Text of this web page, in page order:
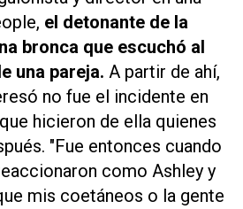
, el detonante de la
bronca que escuchó al
una pareja. A partir de ahí,
no fue el incidente en
hicieron de ella quienes
"Fue entonces cuando
como Ashley y
mis coetáneos o la gente